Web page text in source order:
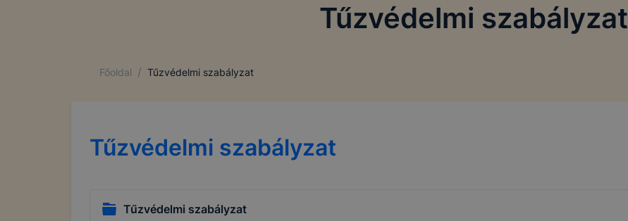
Tűzvédelmi szabályzat
Főoldal / Tűzvédelmi szabályzat
Tűzvédelmi szabályzat
Tűzvédelmi szabályzat